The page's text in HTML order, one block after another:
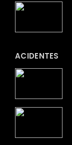
ACIDENTES